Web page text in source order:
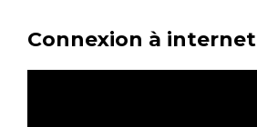
Connexion à internet